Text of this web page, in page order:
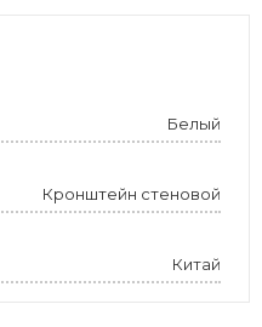
Белый
Кронштейн стеновой
Китай